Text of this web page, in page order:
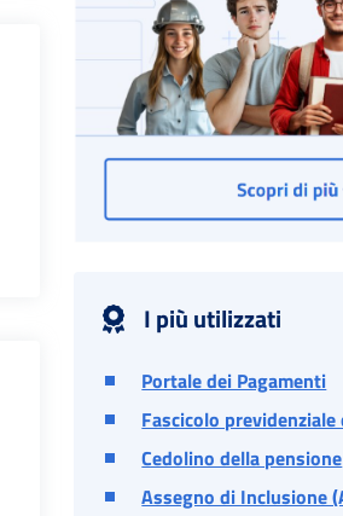
I più utilizzati
Portale dei Pagamenti
Fascicolo
Cedolino della pensione
Assegno di Inclusione